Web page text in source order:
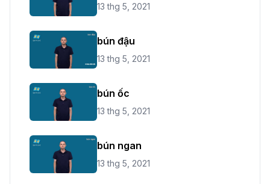
13 thg 5, 2021
bún đậu
13 thg 5, 2021
bún ốc
13 thg 5, 2021
bún ngan
13 thg 5, 2021